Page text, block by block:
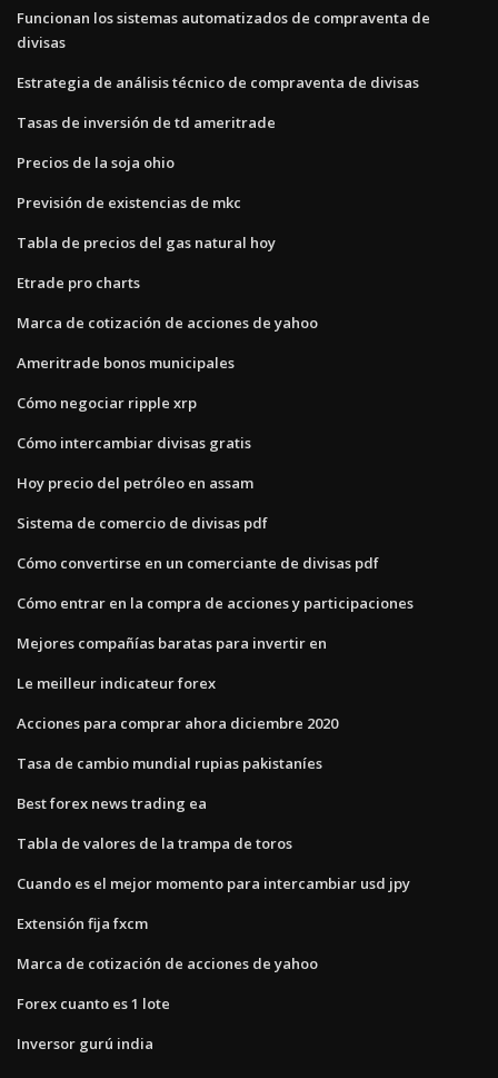
Funcionan los sistemas automatizados de compraventa de
divisas
Estrategia de análisis técnico de compraventa de divisas
Tasas de inversión de td ameritrade
Precios de la soja ohio
Previsión de existencias de mkc
Tabla de precios del gas natural hoy
Etrade pro charts
Marca de cotización de acciones de yahoo
Ameritrade bonos municipales
Cómo negociar ripple xrp
Cómo intercambiar divisas gratis
Hoy precio del petróleo en assam
Sistema de comercio de divisas pdf
Cómo convertirse en un comerciante de divisas pdf
Cómo entrar en la compra de acciones y participaciones
Mejores compañías baratas para invertir en
Le meilleur indicateur forex
Acciones para comprar ahora diciembre 2020
Tasa de cambio mundial rupias pakistaníes
Best forex news trading ea
Tabla de valores de la trampa de toros
Cuando es el mejor momento para intercambiar usd jpy
Extensión fija fxcm
Marca de cotización de acciones de yahoo
Forex cuanto es 1 lote
Inversor gurú india